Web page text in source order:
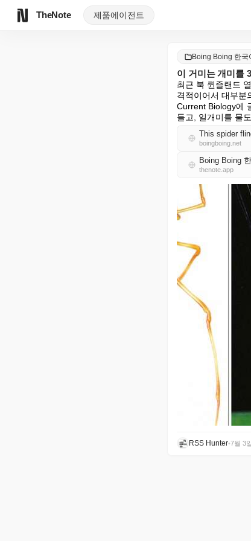
TheNote 제품에이전트
Boing Boing 한국
이 거미는 개미를
최근 북 퀸즐랜드
격적이어서 대부분
Current Biology에
들고, 일개미를 물
This spider
boingboing.net
Boing Boing
thenote.app
RSS Hunter•7월 3일